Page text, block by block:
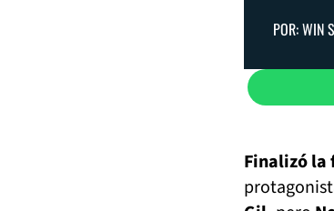
POR: WIN
Finalizó la